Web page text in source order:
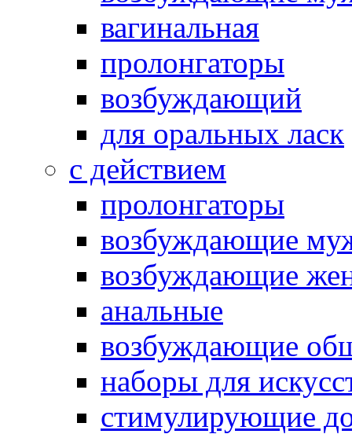
вагинальная
пролонгаторы
возбуждающий
для оральных ласк
с действием
пролонгаторы
возбуждающие
возбуждающие
анальные
возбуждающие
наборы для
стимулирующие